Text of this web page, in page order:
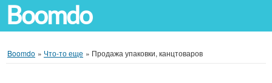
Boomdo
Boomdo » Что-то еще » Продажа упаковки, канцтоваров